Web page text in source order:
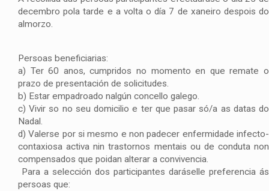
decembro pola tarde e a volta o día 7 de xaneiro despois do
almorzo.
Persoas beneficiarias:
a) Ter 60 anos, cumpridos no momento en que remate o
prazo de presentación de solicitudes.
b) Estar empadroado nalgún concello galego.
c) Vivir so no seu domicilio e ter que pasar só/a as datas do
Nadal.
d) Valerse por si mesmo e non padecer enfermidade infecto-
contaxiosa activa nin trastornos mentais ou de conduta non
compensados que poidan alterar a convivencia.
Para a selección dos participantes daráselle preferencia ás
persoas que: